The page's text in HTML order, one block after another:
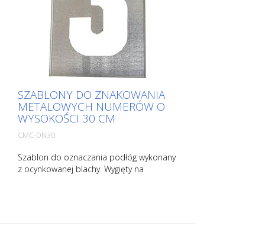
SZABLONY DO ZNAKOWANIA
METALOWYCH NUMERÓW O
WYSOKOŚCI 30 CM
CMC-DN30
Szablon do oznaczania podłóg wykonany
z ocynkowanej blachy. Wygięty na